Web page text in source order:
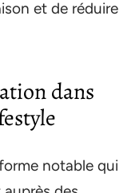
et de réduire
dans
notable qui